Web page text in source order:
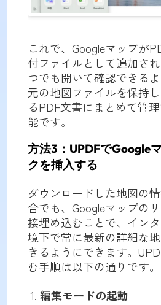
これで、Googleマップが
付ファイルとして追加さ
つでも開いて確認できるよ
元の地図ファイルを保持
るPDF文書にまとめて管
能です。
方法3：UPDFでGoogle
クを挿入する
ダウンロードした地図の
合でも、Googleマップの
接埋め込むことで、イン
境下で常に最新の詳細な
きるようにできます。
む手順は以下の通りです。
編集モードの起動